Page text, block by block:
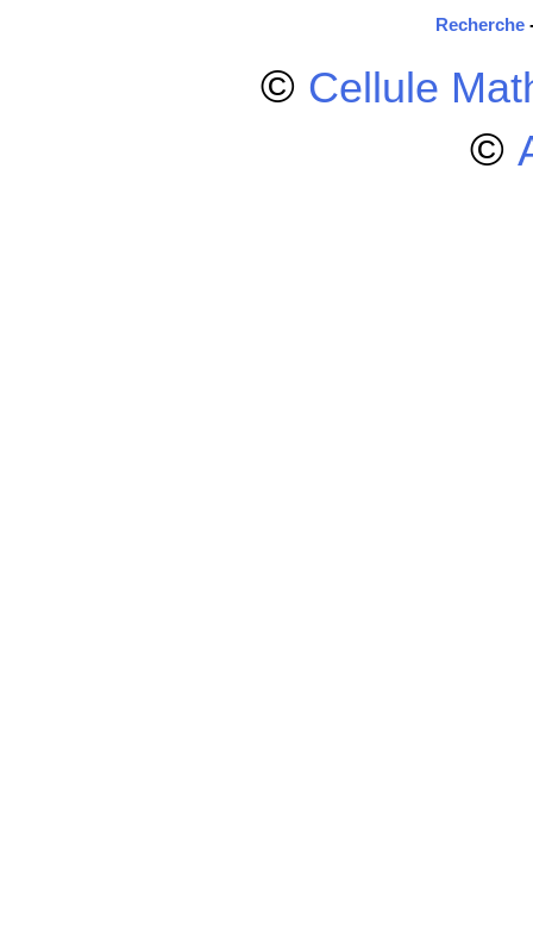
Recherche
© Cellule
©